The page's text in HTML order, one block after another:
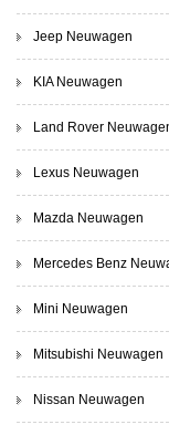
Jeep Neuwagen
KIA Neuwagen
Land Rover
Lexus Neuwagen
Mazda Neuwagen
Mercedes Benz
Mini Neuwagen
Mitsubishi Neuwagen
Nissan Neuwagen